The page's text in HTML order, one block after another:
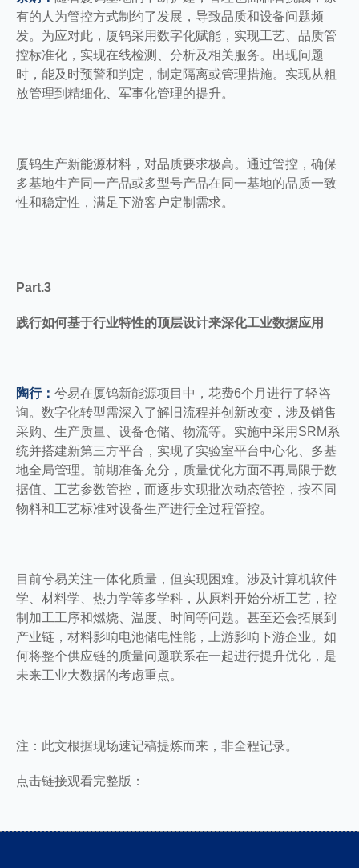
有的人为管控方式制约了发展，导致品质和设备问题频
发。为应对此，厦钨采用数字化赋能，实现工艺、品质管
控标准化，实现在线检测、分析及相关服务。出现问题
时，能及时预警和判定，制定隔离或管理措施。实现从粗
放管理到精细化、军事化管理的提升。
厦钨生产新能源材料，对品质要求极高。通过管控，确保
多基地生产同一产品或多型号产品在同一基地的品质一致
性和稳定性，满足下游客户定制需求。
Part.3
践行如何基于行业特性的顶层设计来深化工业数据应用
陶行： 兮易在厦钨新能源项目中，花费6个月进行了轻咨
询。数字化转型需深入了解旧流程并创新改变，涉及销售
采购、生产质量、设备仓储、物流等。实施中采用SRM系
统并搭建新第三方平台，实现了实验室平台中心化、多基
地全局管理。前期准备充分，质量优化方面不再局限于数
据值、工艺参数管控，而逐步实现批次动态管控，按不同
物料和工艺标准对设备生产进行全过程管控。
目前兮易关注一体化质量，但实现困难。涉及计算机软件
学、材料学、热力学等多学科，从原料开始分析工艺，控
制加工工序和燃烧、温度、时间等问题。甚至还会拓展到
产业链，材料影响电池储电性能，上游影响下游企业。如
何将整个供应链的质量问题联系在一起进行提升优化，是
未来工业大数据的考虑重点。
注：此文根据现场速记稿提炼而来，非全程记录。
点击链接观看完整版：